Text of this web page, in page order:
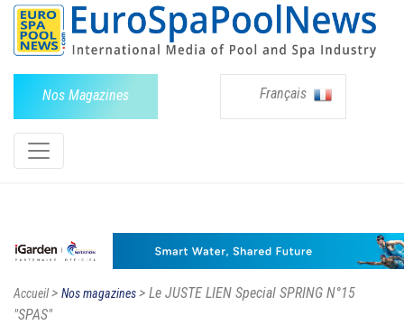
Nos Magazines Français
Accueil> Nos magazines> Le JUSTE LIEN Special SPRING N°15
"SPAS"